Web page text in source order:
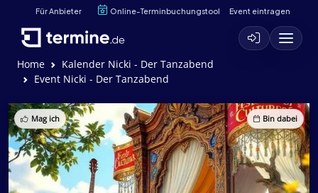
Für Anbieter Online-Terminbuchungstool Event eintragen
Home
Kalender Nicki - Der Tanzabend
Event Nicki - Der Tanzabend
Mag ich Bin dabei